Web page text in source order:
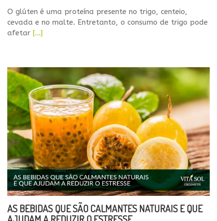
O glúten é uma proteína presente no trigo, centeio,
cevada e no malte. Entretanto, o consumo de trigo pode
afetar […]
AS BEBIDAS QUE SÃO CALMANTES NATURAIS E QUE